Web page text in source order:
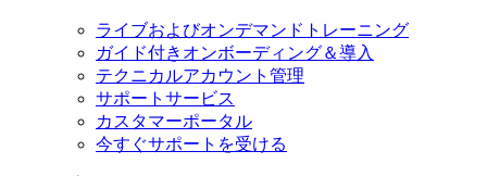
ライブおよびオンデマンドトレーニング
ガイド付きオンボーディング＆導入
テクニカルアカウント管理
サポートサービス
カスタマーポータル
今すぐサポートを受ける